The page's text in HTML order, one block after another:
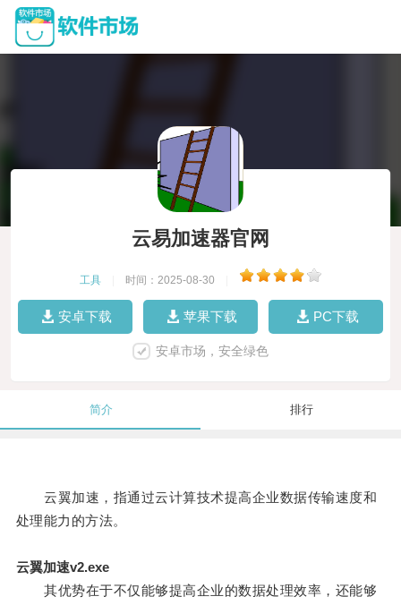
云易加速器官网
工具 时间：2025-08-30
安卓下载 苹果下载 PC下载
安卓市场，安全绿色
简介 排行
云翼加速，指通过云计算技术提高企业数据传输速度和
处理能力的方法。
云翼加速v2.exe
其优势在于不仅能够提高企业的数据处理效率，还能够